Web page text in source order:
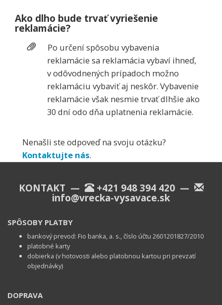
Ako dlho bude trvať vyriešenie
reklamácie?
Po určení spôsobu vybavenia
reklamácie sa reklamácia vybaví ihneď,
v odôvodnených prípadoch možno
reklamáciu vybaviť aj neskôr. Vybavenie
reklamácie však nesmie trvať dlhšie ako
30 dní odo dňa uplatnenia reklamácie.
Nenašli ste odpoveď na svoju otázku?
Kontaktujte nás.
KONTAKT — +421 948 394 420—
info@vrecka-vysavace.sk
SPÔSOBY PLATBY
bankový prevod: Fio banka, a. s., číslo účtu 2601201827/2010
platobné karty
dobierka (v hotovosti alebo platobnou kartou pri prevzatí
objednávky)
DOPRAVA